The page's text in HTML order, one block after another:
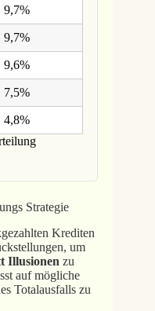
9,7%
9,7%
9,6%
7,5%
4,8%
Strategie
Krediten
um
Illusionen zu
auf mögliche
Totalausfalls zu